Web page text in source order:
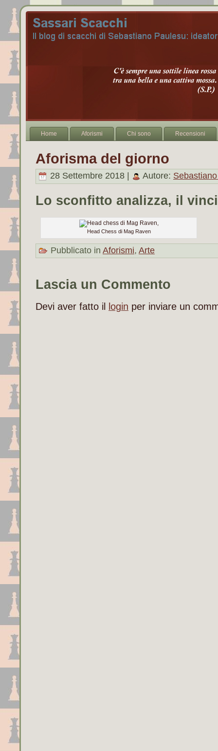
Home Aforismi Chi sono Recensioni
Aforisma del giorno
28 Settembre 2018 | Autore:
Lo sconfitto analizza, il
Head Chess di Mag Raven
Pubblicato in Aforismi, Arte
Lascia un Commento
Devi aver fatto il login per inviare un